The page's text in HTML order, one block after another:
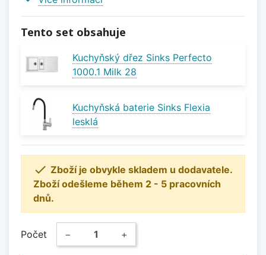
Tento set obsahuje
Kuchyňský dřez Sinks Perfecto
1000.1 Milk 28
Kuchyňská baterie Sinks Flexia
lesklá
 Zboží je obvykle skladem u dodavatele.
Zboží odešleme během 2 - 5 pracovních
dnů.
Počet − +